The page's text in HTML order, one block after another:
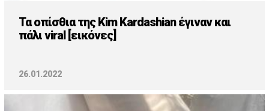
Τα οπίσθια της Kim Kardashian έγιναν και
πάλι viral [εικόνες]
26.01.2022